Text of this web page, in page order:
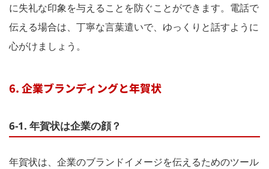
に失礼な印象を与えることを防ぐことができます。電話で
伝える場合は、丁寧な言葉遣いで、ゆっくりと話すように
心がけましょう。
6. 企業ブランディングと年賀状
6-1. 年賀状は企業の顔？
年賀状は、企業のブランドイメージを伝えるためのツール